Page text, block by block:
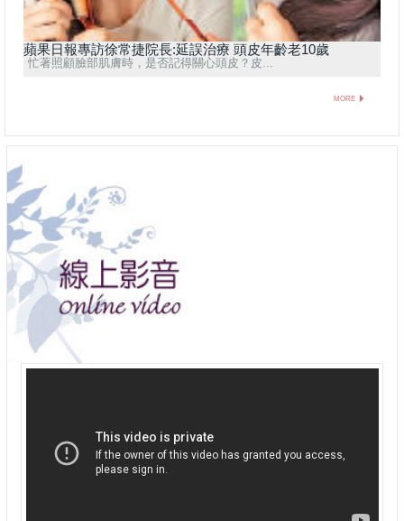
蘋果日報專訪徐常捷院長:延誤治療 頭皮年齡老10歲
忙著照顧臉部肌膚時，是否記得關心頭皮？皮...
MORE